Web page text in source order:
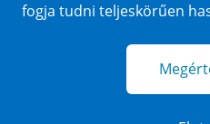
fogja tudni teljeskörűen